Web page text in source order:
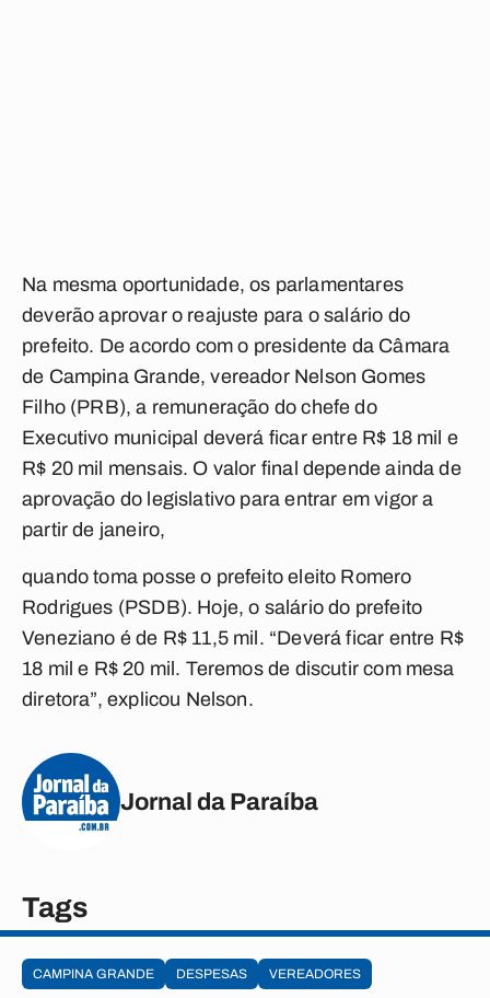
Na mesma oportunidade, os parlamentares
deverão aprovar o reajuste para o salário do
prefeito. De acordo com o presidente da Câmara
de Campina Grande, vereador Nelson Gomes
Filho (PRB), a remuneração do chefe do
Executivo municipal deverá ficar entre R$ 18 mil e
R$ 20 mil mensais. O valor final depende ainda de
aprovação do legislativo para entrar em vigor a
partir de janeiro,
quando toma posse o prefeito eleito Romero
Rodrigues (PSDB). Hoje, o salário do prefeito
Veneziano é de R$ 11,5 mil. “Deverá ficar entre R$
18 mil e R$ 20 mil. Teremos de discutir com mesa
diretora”, explicou Nelson.
Jornal da Paraíba
Tags
CAMPINA GRANDE DESPESAS VEREADORES